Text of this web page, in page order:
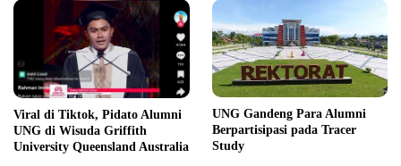
Viral di Tiktok, Pidato Alumni
UNG di Wisuda Griffith
University Queensland Australia
UNG Gandeng Para Alumni
Berpartisipasi pada Tracer
Study